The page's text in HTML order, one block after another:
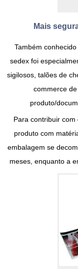
Mais
Também
sedexfoi
sigilosos, talões de
commerce
produto/
Para contribuir
produto com
embalagem se
meses, enquanto a